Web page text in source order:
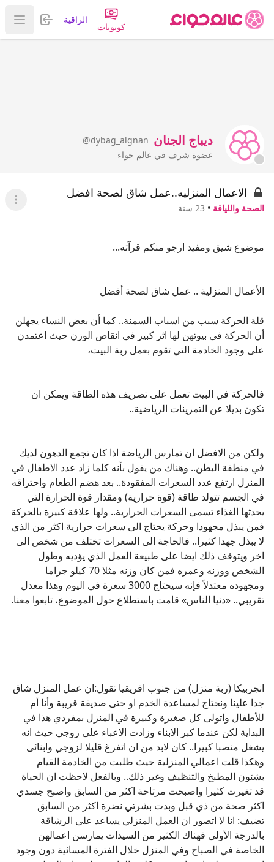
كوبونات
الراقية تسجيل
عرض
ديباج الجنان @dybag_algnan
عضوة شرف في عالم حواء
الاعمال المنزليه..عمل شاق لصحة افضل
الصحة واللياقة • 23 سنة عرض
موضوع شيق ومفيد ارجو منكم قرآته...
الأعمال المنزلية .. عمل شاق لصحة أفضل
قلة الحركة سبب من اسباب السمنة.. كما أن بعض النساء يجهلن
أن الحركة في بيوتهن لها اثر كبير في انقاص الوزن حيث اعتمدن
على وجود الخادمة التي تقوم بعمل ربة البيت،
فالحركة في البيت تعمل على تصريف هذه الطاقة ويمكن ان
تكون بديلا عن التمرينات الرياضية..
ولكن من الافضل ان تمارس الرياضة اذا كان تجمع الدهون لديك
في منطقة البطن.. وهناك من يقول بأنه كلما زاد عدد الاطفال في
المنزل ارتفع عدد السعرات المفقودة.. بعد هضم الطعام واحتراقه
في الجسم تتولد طاقة (قوة حرارية) ومقدار قوة الحرارة التي
يحدثها الغذاء تسمى السعرات الحرارية.. ولها علاقة كبيرة بالحركة
فمن يبذل مجهودا وحركة يحتاج الى سعرات حرارية اكثر من الذي
لا يبذل جهدا كثيرا.. فالحاجة الى السعرات تختلف من شخص الى
اخر ويتوقف ذلك ايضا على طبيعة العمل الذي يؤديه وطول
الشخص ووزنه وعمره فمن كان وزنه مثلا 70 كيلو جراما
ومجهوده معتدلاً فإنه سيحتاج 3000 سعرة في اليوم وهذا معدل
تقريبي.. «دنيا الناس» قامت باستطلاع حول الموضوع، تابعوا معنا.
انجربيكا (ربة منزل) من جنوب افريقيا تقول:ان عمل المنزل شاق
جدا علينا ونحتاج لمساعدة الخدم او حتى صديقة قريبة وأنا أم
للأطفال واتولى كل صغيرة وكبيرة في المنزل بمفردي هذا في
البداية لكن عندما كبر الابناء وزادت الاعباء على زوجي حيث انه
يشغل منصبا كبيرا.. كان لابد من ان اتفرغ قليلا لزوجي وابنائى
وهكذا قلت اعمالي المنزلية حيث طلبت من الخادمة القيام
بشئون المطبخ والتنظيف وغير ذلك.. وبالفعل لاحظت ان الحياة
قد تغيرت كثيرا واصبحت مرتاحة اكثر من السابق واصبح جسدي
اكثر صحة من ذي قبل وبدت بشرتي نضرة اكثر من السابق
تضيف: انا لا اتصور ان العمل المنزلي يساعد على الرشاقة
بالدرجة الأولى فهناك الكثير من السيدات يمارسن اعمالهن
الخاصة في الصباح وفي المنزل خلال الفترة المسائية دون وجود